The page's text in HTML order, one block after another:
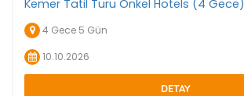
Kemer Tatil Turu Onkel Hotels (4 Gece)
4 Gece 5 Gün
10.10.2026
DETAY